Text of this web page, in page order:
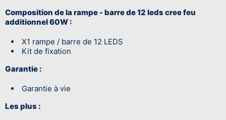
Composition de la rampe - barre de 12 leds cree feu
additionnel 60W :
X1 rampe / barre de 12 LEDS
Kit de fixation
Garantie :
Garantie à vie
Les plus :